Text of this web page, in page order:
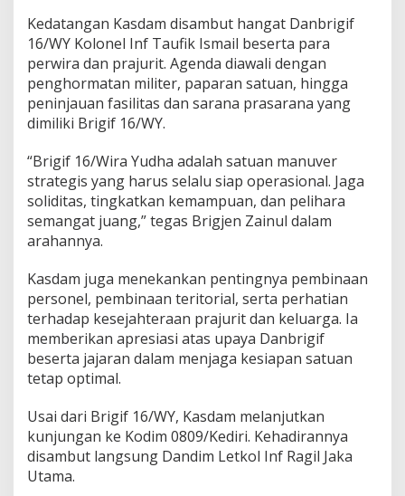
/
W
Y
d
a
n
i
m
K
e
i
,
T
k
a
a
n
S
o
Kedatangan Kasdam disambut hangat Danbrigif
16/WY Kolonel Inf Taufik Ismail beserta para
perwira dan prajurit. Agenda diawali dengan
penghormatan militer, paparan satuan, hingga
peninjauan fasilitas dan sarana prasarana yang
dimiliki Brigif 16/WY.
“Brigif 16/Wira Yudha adalah satuan manuver
strategis yang harus selalu siap operasional. Jaga
soliditas, tingkatkan kemampuan, dan pelihara
semangat juang,” tegas Brigjen Zainul dalam
arahannya.
Kasdam juga menekankan pentingnya pembinaan
personel, pembinaan teritorial, serta perhatian
terhadap kesejahteraan prajurit dan keluarga. Ia
memberikan apresiasi atas upaya Danbrigif
beserta jajaran dalam menjaga kesiapan satuan
tetap optimal.
Usai dari Brigif 16/WY, Kasdam melanjutkan
kunjungan ke Kodim 0809/Kediri. Kehadirannya
disambut langsung Dandim Letkol Inf Ragil Jaka
Utama.